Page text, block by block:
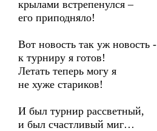
крылами встрепенулся –
его приподняло!
Вот новость так уж новость -
к турниру я готов!
Летать теперь могу я
не хуже стариков!
И был турнир рассветный,
и был счастливый миг…